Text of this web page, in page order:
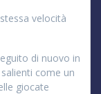
velocità
di nuovo in
come un
giocate